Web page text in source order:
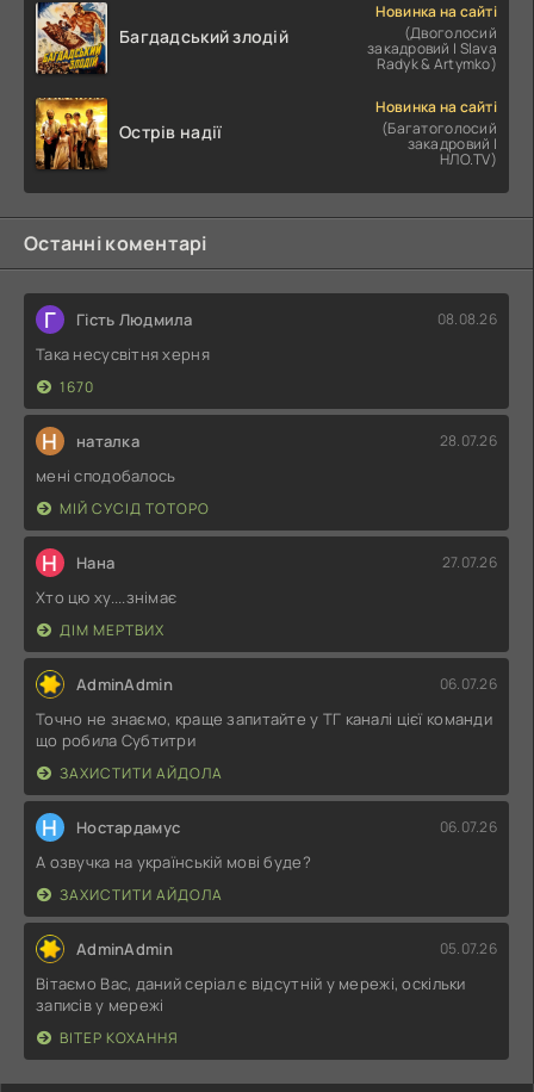
Багдадський злодій
Новинка на сайті
(Двоголосий
закадровий | Slava
Radyk & Artymko)
Острів надії
Новинка на сайті
(Багатоголосий
закадровий |
НЛО.TV)
Останні коментарі
Г Гість Людмила 08.08.26
Така несусвітня херня
1670
Н наталка 28.07.26
мені сподобалось
МІЙ СУСІД ТОТОРО
Н Нана 27.07.26
Хто цю ху....знімає
ДІМ МЕРТВИХ
AdminAdmin 06.07.26
Точно не знаємо, краще запитайте у ТГ каналі цієї команди
що робила Субтитри
ЗАХИСТИТИ АЙДОЛА
Н Ностардамус 06.07.26
А озвучка на українській мові буде?
ЗАХИСТИТИ АЙДОЛА
AdminAdmin 05.07.26
Вітаємо Вас, даний серіал є відсутній у мережі, оскільки
записів у мережі
ВІТЕР КОХАННЯ